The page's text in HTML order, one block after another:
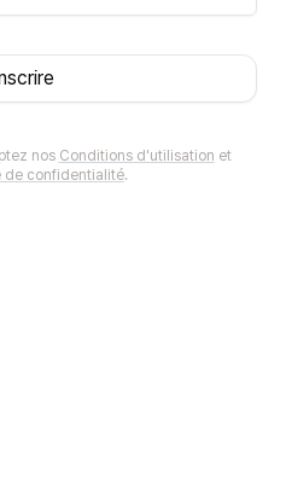
nos Conditions d'utilisation et
de confidentialité.